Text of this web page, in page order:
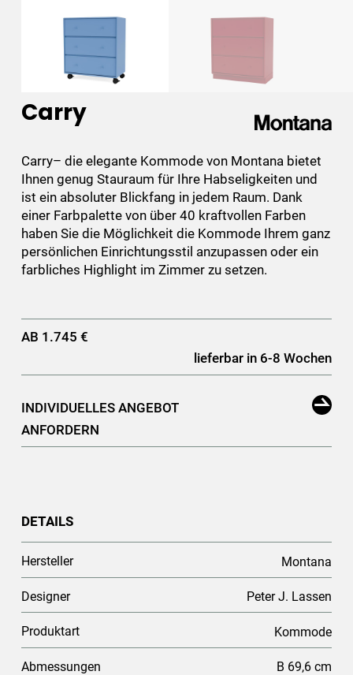
Carry
Carry– die elegante Kommode von Montana bietet
Ihnen genug Stauraum für Ihre Habseligkeiten und
ist ein absoluter Blickfang in jedem Raum. Dank
einer Farbpalette von über 40 kraftvollen Farben
haben Sie die Möglichkeit die Kommode Ihrem ganz
persönlichen Einrichtungsstil anzupassen oder ein
farbliches Highlight im Zimmer zu setzen.
AB 1.745 €
lieferbar in 6-8 Wochen
INDIVIDUELLES ANGEBOT
ANFORDERN
DETAILS
Hersteller Montana
Designer Peter J. Lassen
Produktart Kommode
Abmessungen
B 69,6 cm